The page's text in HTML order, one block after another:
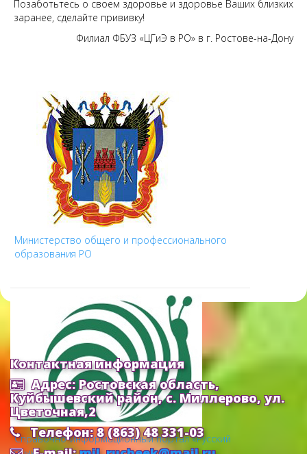
Позаботьтесь о своем здоровье и здоровье Ваших близких
заранее, сделайте прививку!
Филиал ФБУЗ «ЦГиЭ в РО» в г. Ростове-на-Дону
Министерство общего и профессионального
образования РО
Cправочно-информационный портал «Русский
Контактная информация
Адрес: Ростовская область,
Куйбышевский район, с. Миллерово, ул.
Цветочная,2
Телефон: 8 (863) 48 331-03